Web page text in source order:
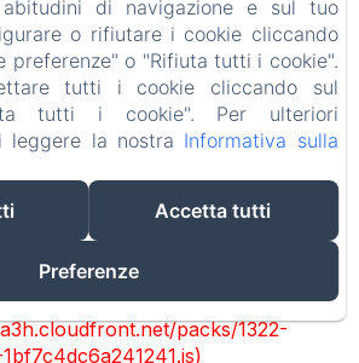
Note legali
sui cookie
con Amenitiz
index: Loading chunk 1322
packs/1322-
di navigazione e sul tuo
o rifiutare i cookie cliccando
preferenze" o "Rifiuta tutti i cookie".
tutti i cookie cliccando sul
tutti i cookie". Per ulteriori
leggere la nostra Informativa sulla
Accetta tutti
Preferenze